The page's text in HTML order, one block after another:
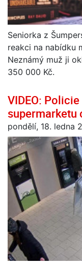
Seniorka z
reakci na nabídku
Neznámý muž ji
350 000 Kč.
VIDEO:
supermarketu
pondělí, 18. ledna